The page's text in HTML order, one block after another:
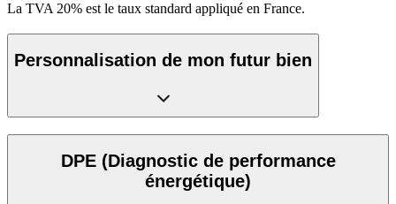
La TVA 20% est le taux standard appliqué en France.
Personnalisation de mon futur bien
DPE (Diagnostic de performance
énergétique)